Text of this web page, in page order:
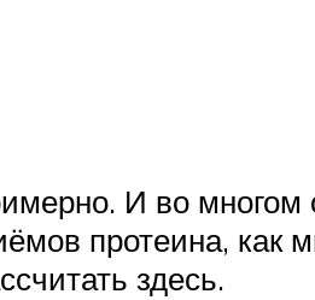
И во
протеина,
здесь.